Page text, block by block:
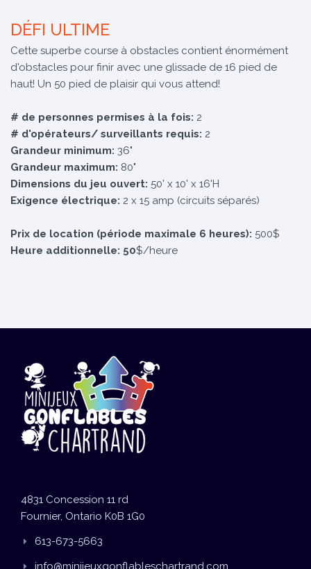
DÉFI ULTIME
Cette superbe course à obstacles contient énormément
d'obstacles pour finir avec une glissade de 16 pied de
haut! Un 50 pied de plaisir qui vous attend!
# de personnes permises à la fois: 2
# d'opérateurs/ surveillants requis: 2
Grandeur minimum: 36"
Grandeur maximum: 80"
Dimensions du jeu ouvert: 50' x 10' x 16'H
Exigence électrique: 2 x 15 amp (circuits séparés)
Prix de location (période maximale 6 heures): 500$
Heure additionnelle: 50$/heure
4831 Concession 11 rd
Fournier, Ontario K0B 1G0
613-673-5663